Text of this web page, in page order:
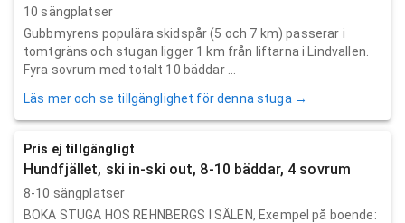
10 sängplatser
Gubbmyrens populära skidspår (5 och 7 km) passerar i
tomtgräns och stugan ligger 1 km från liftarna i Lindvallen.
Fyra sovrum med totalt 10 bäddar ...
Läs mer och se tillgänglighet för denna stuga →
Pris ej tillgängligt
Hundfjället, ski in-ski out, 8-10 bäddar, 4 sovrum
8-10 sängplatser
BOKA STUGA HOS REHNBERGS I SÄLEN, Exempel på boende: